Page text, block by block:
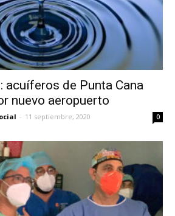
de Punta Cana
nuevo aeropuerto
- 11 septiembre, 2020 0